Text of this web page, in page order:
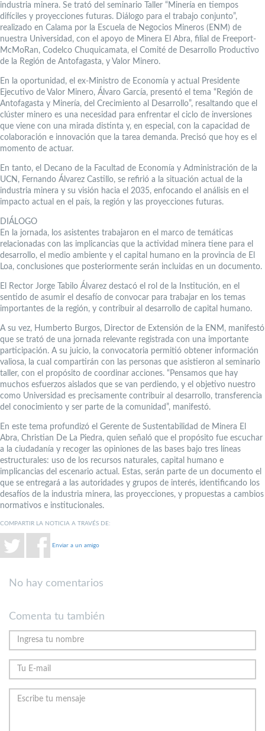
industria minera. Se trató del seminario Taller “Minería en tiempos
difíciles y proyecciones futuras. Diálogo para el trabajo conjunto”,
realizado en Calama por la Escuela de Negocios Mineros (ENM) de
nuestra Universidad, con el apoyo de Minera El Abra, filial de Freeport-
McMoRan, Codelco Chuquicamata, el Comité de Desarrollo Productivo
de la Región de Antofagasta, y Valor Minero.
En la oportunidad, el ex-Ministro de Economía y actual Presidente
Ejecutivo de Valor Minero, Álvaro García, presentó el tema “Región de
Antofagasta y Minería, del Crecimiento al Desarrollo”, resaltando que el
clúster minero es una necesidad para enfrentar el ciclo de inversiones
que viene con una mirada distinta y, en especial, con la capacidad de
colaboración e innovación que la tarea demanda. Precisó que hoy es el
momento de actuar.
En tanto, el Decano de la Facultad de Economía y Administración de la
UCN, Fernando Álvarez Castillo, se refirió a la situación actual de la
industria minera y su visión hacia el 2035, enfocando el análisis en el
impacto actual en el país, la región y las proyecciones futuras.
DIÁLOGO
En la jornada, los asistentes trabajaron en el marco de temáticas
relacionadas con las implicancias que la actividad minera tiene para el
desarrollo, el medio ambiente y el capital humano en la provincia de El
Loa, conclusiones que posteriormente serán incluidas en un documento.
El Rector Jorge Tabilo Álvarez destacó el rol de la Institución, en el
sentido de asumir el desafío de convocar para trabajar en los temas
importantes de la región, y contribuir al desarrollo de capital humano.
A su vez, Humberto Burgos, Director de Extensión de la ENM, manifestó
que se trató de una jornada relevante registrada con una importante
participación. A su juicio, la convocatoria permitió obtener información
valiosa, la cual compartirán con las personas que asistieron al seminario
taller, con el propósito de coordinar acciones. “Pensamos que hay
muchos esfuerzos aislados que se van perdiendo, y el objetivo nuestro
como Universidad es precisamente contribuir al desarrollo, transferencia
del conocimiento y ser parte de la comunidad”, manifestó.
En este tema profundizó el Gerente de Sustentabilidad de Minera El
Abra, Christian De La Piedra, quien señaló que el propósito fue escuchar
a la ciudadanía y recoger las opiniones de las bases bajo tres líneas
estructurales: uso de los recursos naturales, capital humano e
implicancias del escenario actual. Estas, serán parte de un documento el
que se entregará a las autoridades y grupos de interés, identificando los
desafíos de la industria minera, las proyecciones, y propuestas a cambios
normativos e institucionales.
COMPARTIR LA NOTICIA A TRAVÉS DE:
Enviar a un amigo
No hay comentarios
Comenta tu también